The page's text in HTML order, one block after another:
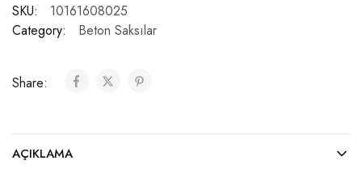
SKU:
10161608025
Category:
Beton Saksılar
Share:
AÇIKLAMA